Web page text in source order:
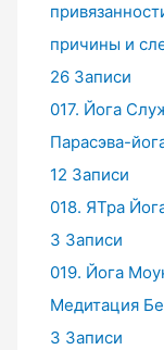
причины и
26 Записи
017. Йога
Парасэва-
12 Записи
018. ЯТра
3 Записи
019. Йога
Медитация
3 Записи